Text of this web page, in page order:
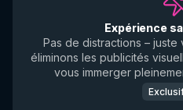
Expérience
Pas de distractions – juste
éliminons les publicités
vous immerger